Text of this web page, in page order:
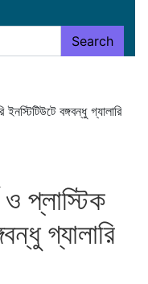
Search
ইনস্টিটিউটে বঙ্গবন্ধু গ্যালারি
ও প্লাস্টিক
গ্যালারি